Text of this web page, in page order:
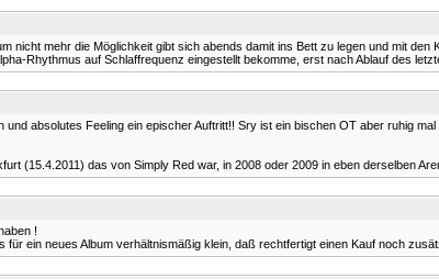
nicht mehr die Möglichkeit gibt sich abends damit ins Bett zu legen und mit
Rhythmus auf Schlaffrequenz eingestellt bekomme, erst nach Ablauf des
absolutes Feeling ein epischer Auftritt!! Sry ist ein bischen OT aber ruhig
(15.4.2011) das von Simply Red war, in 2008 oder 2009 in eben derselben
!
ein neues Album verhältnismäßig klein, daß rechtfertigt einen Kauf noch